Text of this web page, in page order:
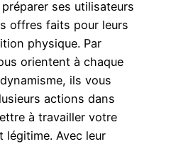
ses utilisateurs
offres faits pour leurs
physique. Par
orientent à chaque
ils vous
actions dans
à travailler votre
légitime. Avec leur